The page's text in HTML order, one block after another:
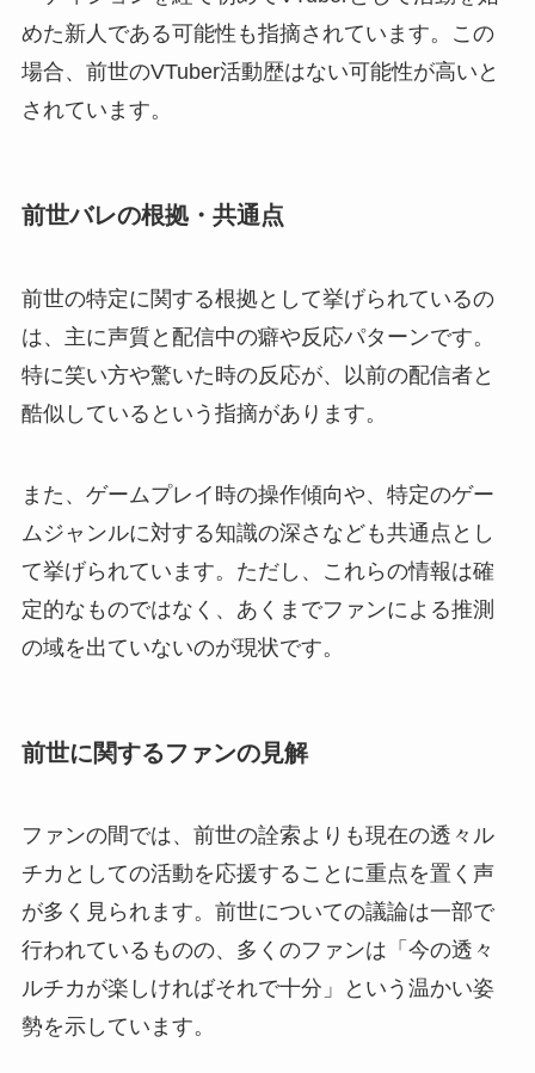
めた新人である可能性も指摘されています。この
場合、前世のVTuber活動歴はない可能性が高いと
されています。
前世バレの根拠・共通点
前世の特定に関する根拠として挙げられているの
は、主に声質と配信中の癖や反応パターンです。
特に笑い方や驚いた時の反応が、以前の配信者と
酷似しているという指摘があります。
また、ゲームプレイ時の操作傾向や、特定のゲー
ムジャンルに対する知識の深さなども共通点とし
て挙げられています。ただし、これらの情報は確
定的なものではなく、あくまでファンによる推測
の域を出ていないのが現状です。
前世に関するファンの見解
ファンの間では、前世の詮索よりも現在の透々ル
チカとしての活動を応援することに重点を置く声
が多く見られます。前世についての議論は一部で
行われているものの、多くのファンは「今の透々
ルチカが楽しければそれで十分」という温かい姿
勢を示しています。